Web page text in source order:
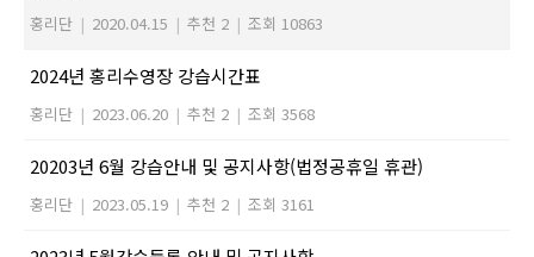
홍리단 | 2020.04.15 | 추천 2 | 조회 10863
2024년 홍리수영장 강습시간표
홍리단 | 2023.06.20 | 추천 2 | 조회 3568
20203년 6월 강습안내 및 공지사항(법정공휴일 휴관)
홍리단 | 2023.05.19 | 추천 2 | 조회 3161